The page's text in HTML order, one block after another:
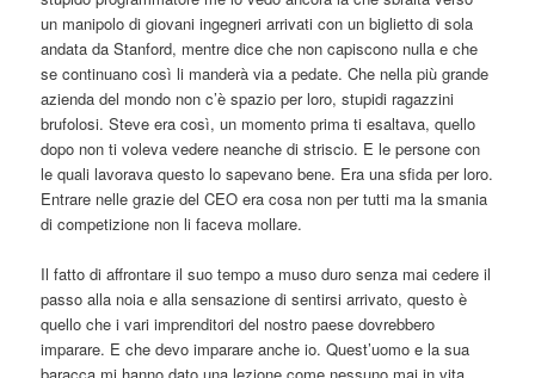
un manipolo di giovani ingegneri arrivati con un biglietto di sola
andata da Stanford, mentre dice che non capiscono nulla e che
se continuano così li manderà via a pedate. Che nella più grande
azienda del mondo non c’è spazio per loro, stupidi ragazzini
brufolosi. Steve era così, un momento prima ti esaltava, quello
dopo non ti voleva vedere neanche di striscio. E le persone con
le quali lavorava questo lo sapevano bene. Era una sfida per loro.
Entrare nelle grazie del CEO era cosa non per tutti ma la smania
di competizione non li faceva mollare.
Il fatto di affrontare il suo tempo a muso duro senza mai cedere il
passo alla noia e alla sensazione di sentirsi arrivato, questo è
quello che i vari imprenditori del nostro paese dovrebbero
imparare. E che devo imparare anche io. Quest’uomo e la sua